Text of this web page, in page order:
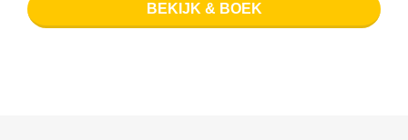
BEKIJK & BOEK